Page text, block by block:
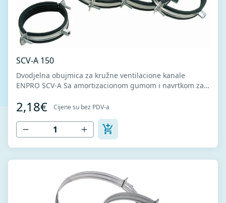
SCV-A 150
Dvodjelna obujmica za kružne ventilacione kanale
ENPRO SCV-A Sa amortizacionom gumom i navrtkom za
konstrukciji i sistemu spajanja. Amortizaciona guma
sprečava pojavu buke i vibracija.
2,18€ Cijene su bez PDV-a